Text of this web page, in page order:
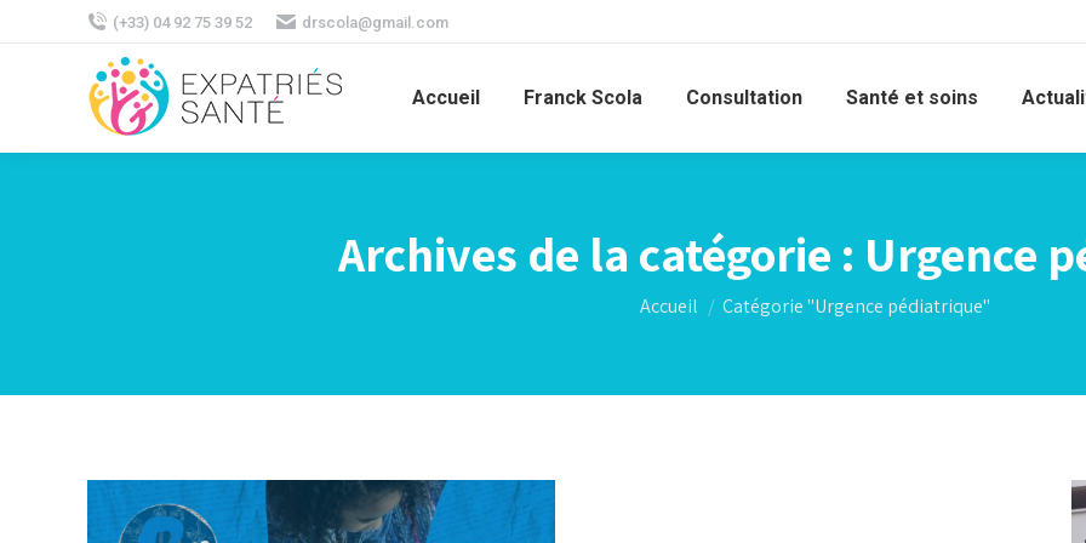
(+33) 04 92 75 39 52 drscola@gmail.com
Accueil Franck Scola Consultation Santé et soins
Archives de la catégorie : Urgence
Vous êtes ici :
Accueil Catégorie "Urgence pédiatrique"